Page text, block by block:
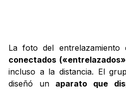
La foto del entrelazamiento
conectados
incluso a la distancia. El
diseñó un aparato que